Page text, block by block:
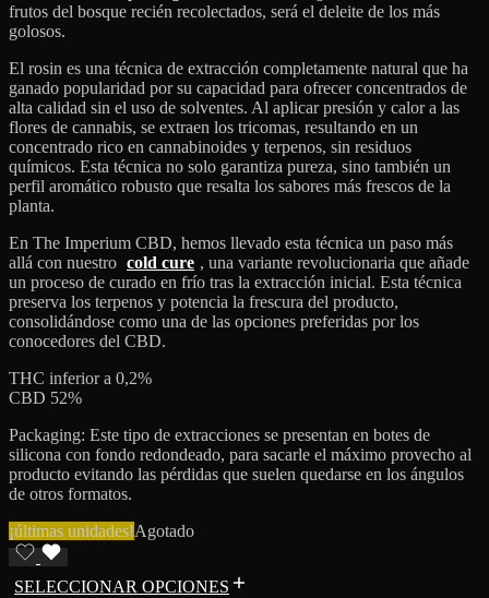
frutos del bosque recién recolectados, será el deleite de los más
golosos.
El rosin es una técnica de extracción completamente natural que ha
ganado popularidad por su capacidad para ofrecer concentrados de
alta calidad sin el uso de solventes. Al aplicar presión y calor a las
flores de cannabis, se extraen los tricomas, resultando en un
concentrado rico en cannabinoides y terpenos, sin residuos
químicos. Esta técnica no solo garantiza pureza, sino también un
perfil aromático robusto que resalta los sabores más frescos de la
planta.
En The Imperium CBD, hemos llevado esta técnica un paso más
allá con nuestro cold cure , una variante revolucionaria que añade
un proceso de curado en frío tras la extracción inicial. Esta técnica
preserva los terpenos y potencia la frescura del producto,
consolidándose como una de las opciones preferidas por los
conocedores del CBD.
THC inferior a 0,2%
CBD 52%
Packaging: Este tipo de extracciones se presentan en botes de
silicona con fondo redondeado, para sacarle el máximo provecho al
producto evitando las pérdidas que suelen quedarse en los ángulos
de otros formatos.
¡últimas unidades!Agotado
SELECCIONAR OPCIONES